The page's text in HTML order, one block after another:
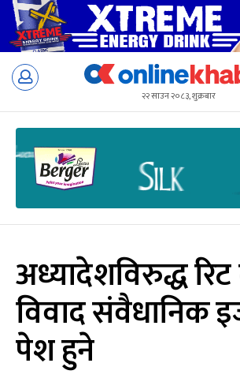
Skip
२२ साउन २०८३, शुक्रबार
अध्यादेशविरुद्ध रिट
विवाद संवैधानिक
पेश हुने